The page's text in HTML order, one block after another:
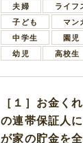
夫婦
ライフ
子ども
マン
中学生
園児
幼児
高校生
［１］お金く
の連帯保証人
が家の貯金を